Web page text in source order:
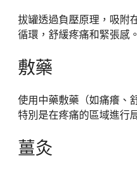
拔罐透過負壓原理，吸附
循環，舒緩疼痛和緊張感。
敷藥
使用中藥敷藥（如痛癢、
特別是在疼痛的區域進行
薑灸